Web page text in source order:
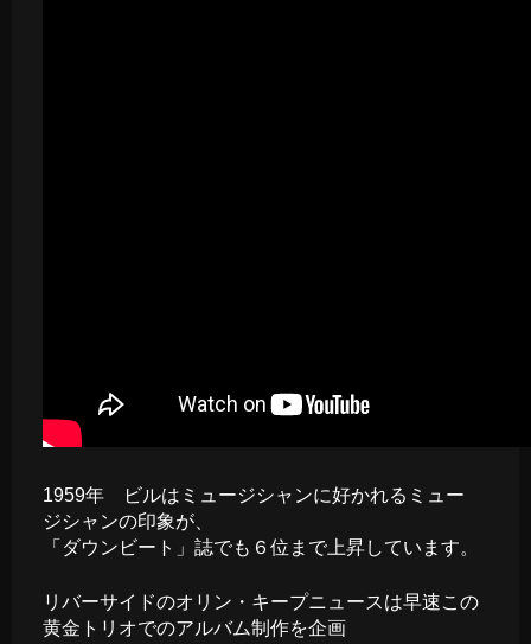
1959年 ビルはミュージシャンに好かれるミュー
ジシャンの印象が、
「ダウンビート」誌でも６位まで上昇しています。
リバーサイドのオリン・キープニュースは早速この
黄金トリオでのアルバム制作を企画